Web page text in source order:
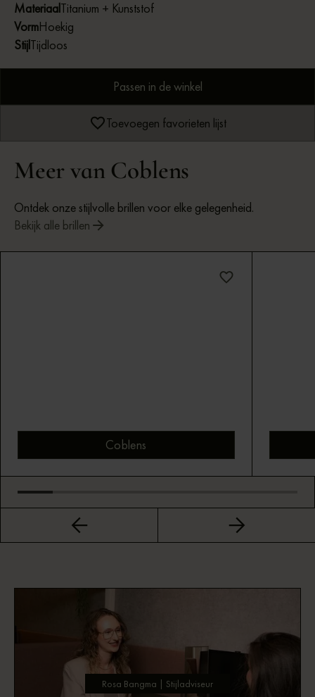
MateriaalTitanium + Kunststof
VormHoekig
StijlTijdloos
Passen in de winkel
Toevoegen favorieten lijst
Meer van Coblens
Ontdek onze stijlvolle brillen voor elke gelegenheid.
Bekijk alle brillen
Coblens
Bekijk montuur
Rosa Bangma | Stijladviseur